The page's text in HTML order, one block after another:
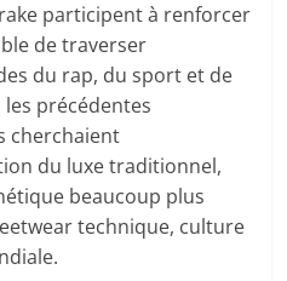
participent à renforcer
de traverser
du rap, du sport et de
précédentes
cherchaient
du luxe traditionnel,
beaucoup plus
technique, culture